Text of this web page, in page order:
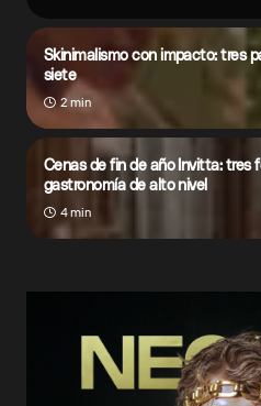
Skinimalismo con impacto: tres
siete
2 min
Cenas de fin de año Invitta: tres
gastronomía de alto nivel
4 min